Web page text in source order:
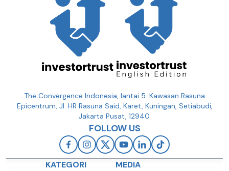
The Convergence Indonesia, lantai 5. Kawasan Rasuna
Epicentrum, Jl. HR Rasuna Said, Karet, Kuningan, Setiabudi,
Jakarta Pusat, 12940.
FOLLOW US
KATEGORI MEDIA